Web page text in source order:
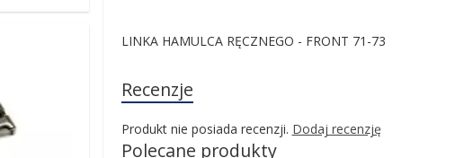
LINKA HAMULCA RĘCZNEGO - FRONT 71-73
Recenzje
Produkt nie posiada recenzji. Dodaj recenzję
Polecane produkty